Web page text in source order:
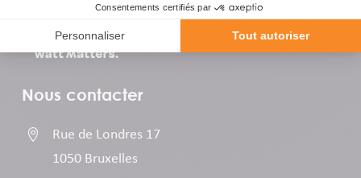
Nous contacter

Rue de Londres 17
1050 Bruxelles